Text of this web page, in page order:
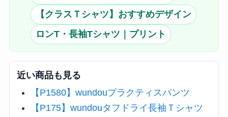
【クラスＴシャツ】おすすめデザイン
ロンT・長袖Tシャツ｜プリント
近い商品も見る
【P1580】wundouプラクティスパンツ
【P175】wundouタフドライ長袖Ｔシャツ